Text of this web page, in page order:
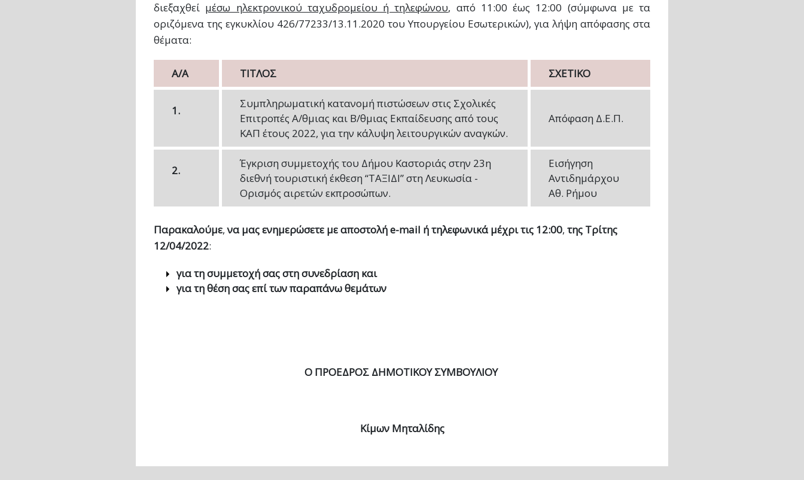
διεξαχθεί μέσω ηλεκτρονικού ταχυδρομείου ή τηλεφώνου, από 11:00 έως 12:00 (σύμφωνα με τα
οριζόμενα της εγκυκλίου 426/77233/13.11.2020 του Υπουργείου Εσωτερικών), για λήψη απόφασης στα
θέματα:
Α/Α ΤΙΤΛΟΣ ΣΧΕΤΙΚΟ
1.
Συμπληρωματική κατανομή πιστώσεων στις Σχολικές
Επιτροπές A/θμιας και Β/θμιας Εκπαίδευσης από τους
ΚΑΠ έτους 2022, για την κάλυψη λειτουργικών αναγκών.
Απόφαση Δ.Ε.Π.
2.
Έγκριση συμμετοχής του Δήμου Καστοριάς στην 23η
διεθνή τουριστική έκθεση “ΤΑΞΙΔΙ” στη Λευκωσία -
Ορισμός αιρετών εκπροσώπων.
Εισήγηση
Αντιδημάρχου
Αθ. Ρήμου
Παρακαλούμε,να μας ενημερώσετε με αποστολήe-mail ή τηλεφωνικά μέχρι τις 12:00, της Τρίτης
12/04/2022:
για τη συμμετοχή σας στη συνεδρίαση και
για τη θέση σας επί των παραπάνω θεμάτων
Ο ΠΡΟΕΔΡΟΣ ΔΗΜΟΤΙΚΟΥ ΣΥΜΒΟΥΛΙΟΥ
Κίμων Μηταλίδης